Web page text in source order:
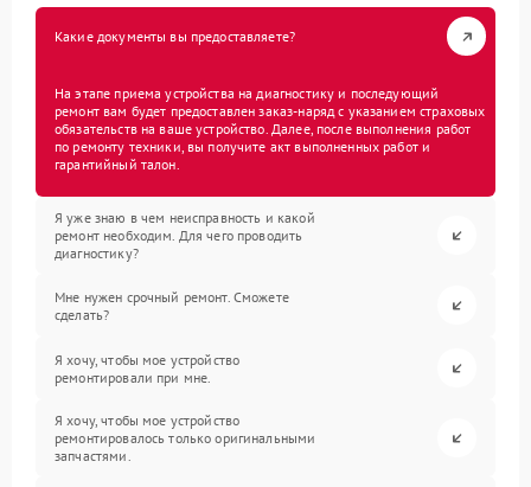
Какие документы вы предоставляете?
На этапе приема устройства на диагностику и последующий
ремонт вам будет предоставлен заказ-наряд с указанием страховых
обязательств на ваше устройство. Далее, после выполнения работ
по ремонту техники, вы получите акт выполненных работ и
гарантийный талон.
Я уже знаю в чем неисправность и какой
ремонт необходим. Для чего проводить
диагностику?
Мне нужен срочный ремонт. Сможете
сделать?
Я хочу, чтобы мое устройство
ремонтировали при мне.
Я хочу, чтобы мое устройство
ремонтировалось только оригинальными
запчастями.